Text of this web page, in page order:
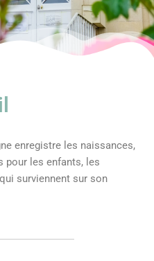
enregistre les naissances,
pour les enfants, les
surviennent sur son